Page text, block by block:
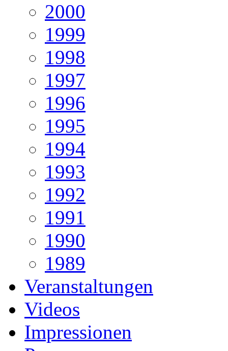
2000
1999
1998
1997
1996
1995
1994
1993
1992
1991
1990
1989
Veranstaltungen
Videos
Impressionen